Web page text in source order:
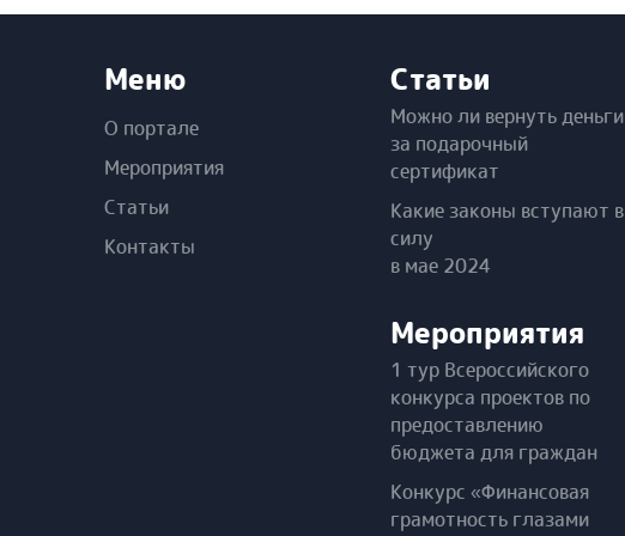
Меню
О портале
Мероприятия
Статьи
Контакты
Статьи
Можно ли вернуть деньги
за подарочный
сертификат
Какие законы вступают в
силу
в мае 2024
Мероприятия
1 тур Всероссийского
конкурса проектов по
предоставлению
бюджета для граждан
Конкурс «Финансовая
грамотность глазами